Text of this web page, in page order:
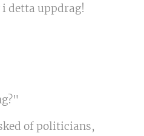
detta uppdrag!
of politicians,